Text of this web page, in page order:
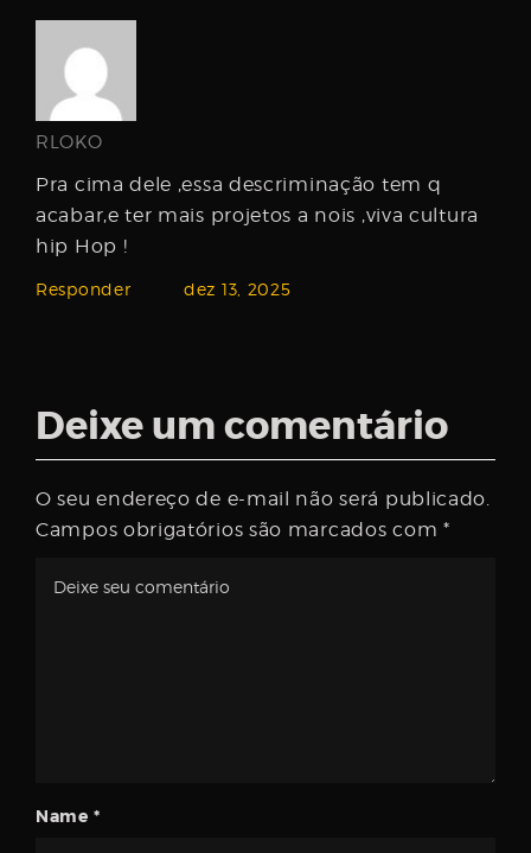
RLOKO
Pra cima dele ,essa descriminação tem q
acabar,e ter mais projetos a nois ,viva cultura
hip Hop !
Responder dez 13, 2025
Deixe um comentário
O seu endereço de e-mail não será publicado.
Campos obrigatórios são marcados com *
Name *